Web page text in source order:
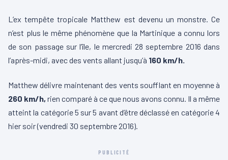
L’ex tempête tropicale Matthew est devenu un monstre. Ce
n’est plus le même phénomène que la Martinique a connu lors
de son passage sur l’île, le mercredi 28 septembre 2016 dans
l’après-midi, avec des vents allant jusqu’à 160 km/h.
Matthew délivre maintenant des vents soufflant en moyenne à
260 km/h, rien comparé à ce que nous avons connu. Il a même
atteint la catégorie 5 sur 5 avant d’être déclassé en catégorie 4
hier soir (vendredi 30 septembre 2016).
PUBLICITÉ